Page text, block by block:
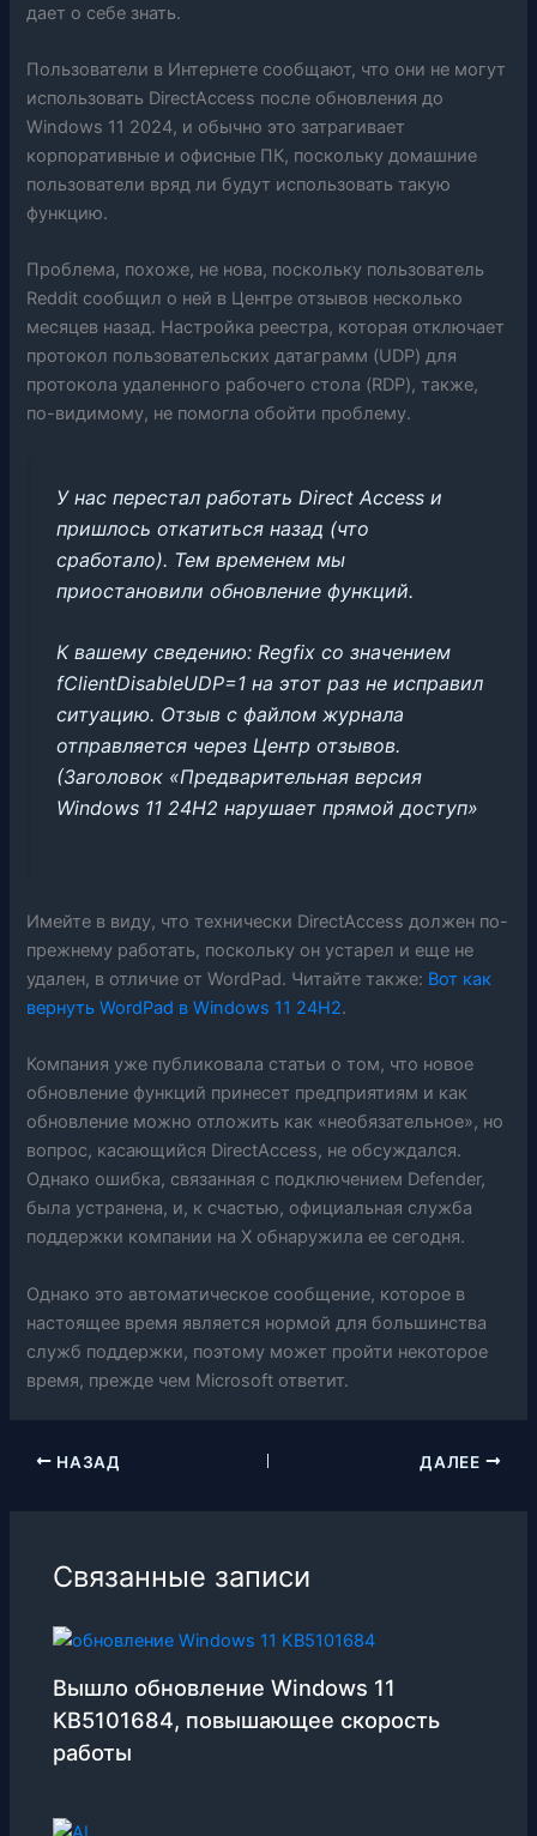
дает о себе знать.
Пользователи в Интернете сообщают, что они не могут
использовать DirectAccess после обновления до
Windows 11 2024, и обычно это затрагивает
корпоративные и офисные ПК, поскольку домашние
пользователи вряд ли будут использовать такую ​​
функцию.
Проблема, похоже, не нова, поскольку пользователь
Reddit сообщил о ней в Центре отзывов несколько
месяцев назад. Настройка реестра, которая отключает
протокол пользовательских датаграмм (UDP) для
протокола удаленного рабочего стола (RDP), также,
по-видимому, не помогла обойти проблему.
У нас перестал работать Direct Access и
пришлось откатиться назад (что
сработало). Тем временем мы
приостановили обновление функций.
К вашему сведению: Regfix со значением
fClientDisableUDP=1 на этот раз не исправил
ситуацию. Отзыв с файлом журнала
отправляется через Центр отзывов.
(Заголовок «Предварительная версия
Windows 11 24H2 нарушает прямой доступ»
Имейте в виду, что технически DirectAccess должен по-
прежнему работать, поскольку он устарел и еще не
удален, в отличие от WordPad. Читайте также: Вот как
вернуть WordPad в Windows 11 24H2.
Компания уже публиковала статьи о том, что новое
обновление функций принесет предприятиям и как
обновление можно отложить как «необязательное», но
вопрос, касающийся DirectAccess, не обсуждался.
Однако ошибка, связанная с подключением Defender,
была устранена, и, к счастью, официальная служба
поддержки компании на X обнаружила ее сегодня.
Однако это автоматическое сообщение, которое в
настоящее время является нормой для большинства
служб поддержки, поэтому может пройти некоторое
время, прежде чем Microsoft ответит.
НАЗАД ДАЛЕЕ
Связанные записи
Вышло обновление Windows 11
KB5101684, повышающее скорость
работы